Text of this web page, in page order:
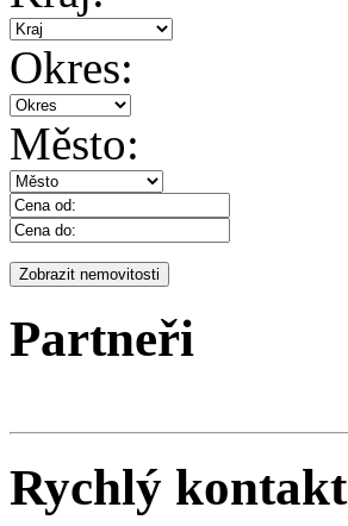
Okres:
Město:
Partneři
Rychlý kontakt